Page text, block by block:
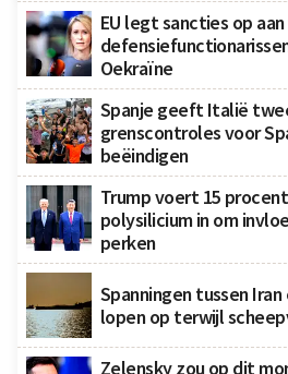
EU legt sancties op
Oekraïne
Spanje geeft Italië
grenscontroles voor
beëindigen
Trump voert 15
polysilicium in om
perken
Spanningen tussen
lopen op terwijl
Zelensky zou op dit